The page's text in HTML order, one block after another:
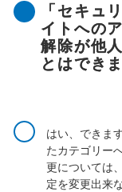
「セキュ
イトへの
解除が他
とはでき
はい、できま
たカテゴリー
更については
定を変更出来